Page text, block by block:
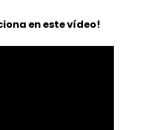
en este vídeo!